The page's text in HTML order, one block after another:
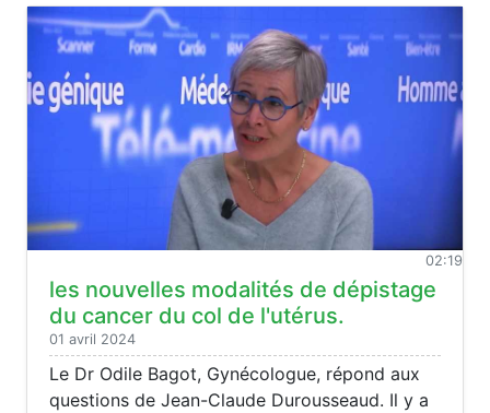
02:19
les nouvelles modalités de dépistage
du cancer du col de l'utérus.
01 avril 2024
Le Dr Odile Bagot, Gynécologue, répond aux
questions de Jean-Claude Durousseaud. Il y a